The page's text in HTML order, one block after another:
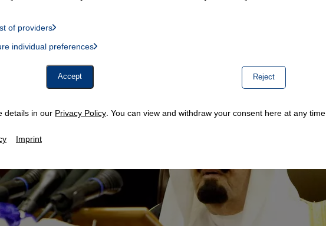
Reject
of providers
Embed, Twitter Embed, Youtube Embed
individual preferences
Accept
details in ourPrivacy Policy. You can view and withdraw your consent here at any time.
Imprint